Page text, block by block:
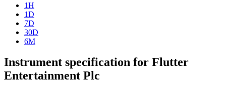
1H
1D
7D
30D
6M
Instrument specification for Flutter
Entertainment Plc